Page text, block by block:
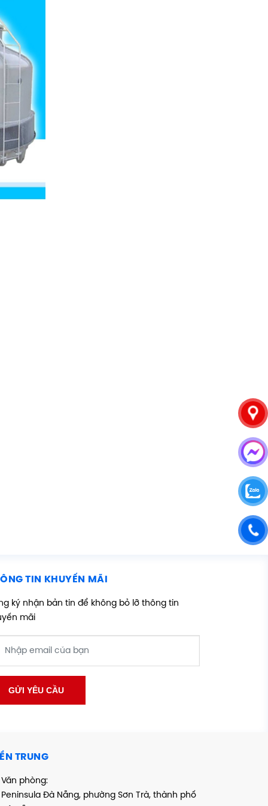
TIN KHUYẾN MÃI
ký nhận bản tin để không bỏ lỡ thông tin
mãi
TRUNG
Văn phòng:
Peninsula Đà Nẵng, phường Sơn Trà, thành phố